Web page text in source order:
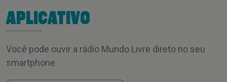
APLICATIVO
Você pode ouvir a rádio Mundo Livre direto no seu
smartphone.